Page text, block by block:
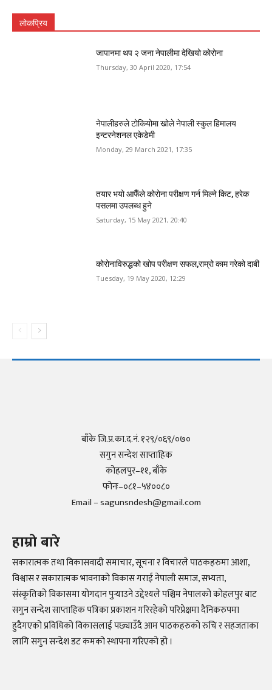
लोकप्रिय
जापानमा थप २ जना नेपालीमा देखियो कोरोना
Thursday, 30 April 2020, 17:54
नेपालीहरुले टोकियोमा खोले नेपाली स्कुल हिमालय
इन्टरनेशनल एकेडेमी
Monday, 29 March 2021, 17:35
तयार भयो आफैँले कोरोना परीक्षण गर्न मिल्ने किट, हरेक
पसलमा उपलब्ध हुने
Saturday, 15 May 2021, 20:40
कोरोनाविरुद्धको खोप परीक्षण सफल,राम्रो काम गरेको दाबी
Tuesday, 19 May 2020, 12:29
बाँके जि.प्र.का.द.नं. १२९/०६९/०७०
सगुन सन्देश साप्ताहिक
कोहलपुर–११, बाँके
फोनः–०८१–५४००८०
Email – sagunsndesh@gmail.com
हाम्रो बारे
सकारात्मक तथा विकासवादी समाचार, सूचना र विचारले पाठकहरुमा आशा,
विश्वास र सकारात्मक भावनाको विकास गराई नेपाली समाज, सभ्यता,
संस्कृतिको विकासमा योगदान पुर्‍याउने उद्देश्यले पश्चिम नेपालको कोहलपुर बाट
सगुन सन्देश साप्ताहिक पत्रिका प्रकाशन गरिरहेको परिप्रेक्षमा दैनिकरुपमा
हुदैगएको प्रविधिको विकासलाई पछ्याउँदै आम पाठकहरुको रुचि र सहजताका
लागि सगुन सन्देश डट कमको स्थापना गरिएको हो ।